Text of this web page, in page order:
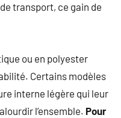
transport, ce gain de
ou en polyester
Certains modèles
interne légère qui leur
l’ensemble. Pour